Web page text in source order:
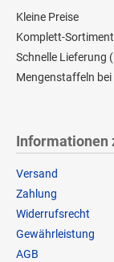
Kleine Preise
Komplett-
Schnelle Lieferung
Mengenstaffeln
Informationen
Versand
Zahlung
Widerrufsrecht
Gewährleistung
AGB